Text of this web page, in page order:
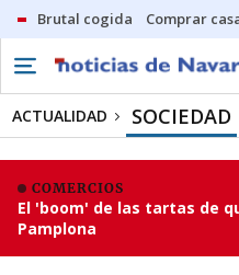
Brutal cogida Comprar
ACTUALIDAD SOCIEDAD
COMERCIOS
El 'boom' de las tartas de
Pamplona